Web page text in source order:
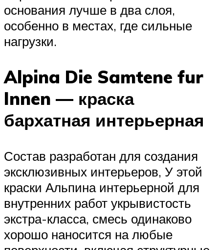
основания лучше в два слоя,
особенно в местах, где сильные
нагрузки.
Alpina Die Samtene fur
Innen — краска
бархатная интерьерная
Состав разработан для создания
эксклюзивных интерьеров, У этой
краски Альпина интерьерной для
внутренних работ укрывистость
экстра-класса, смесь одинаково
хорошо наносится на любые